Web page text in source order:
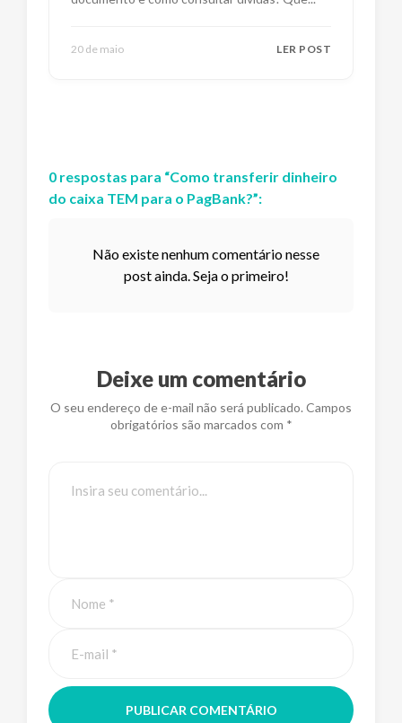
20 de maio LER POST
0 respostas para “Como transferir dinheiro
do caixa TEM para o PagBank?”:
Não existe nenhum comentário nesse
post ainda. Seja o primeiro!
Deixe um comentário
O seu endereço de e-mail não será publicado. Campos
obrigatórios são marcados com *
PUBLICAR COMENTÁRIO